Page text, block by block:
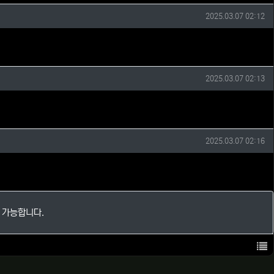
작성일
2025.03.07 02:12
작성일
2025.03.07 02:13
작성일
2025.03.07 02:16
능합니다.